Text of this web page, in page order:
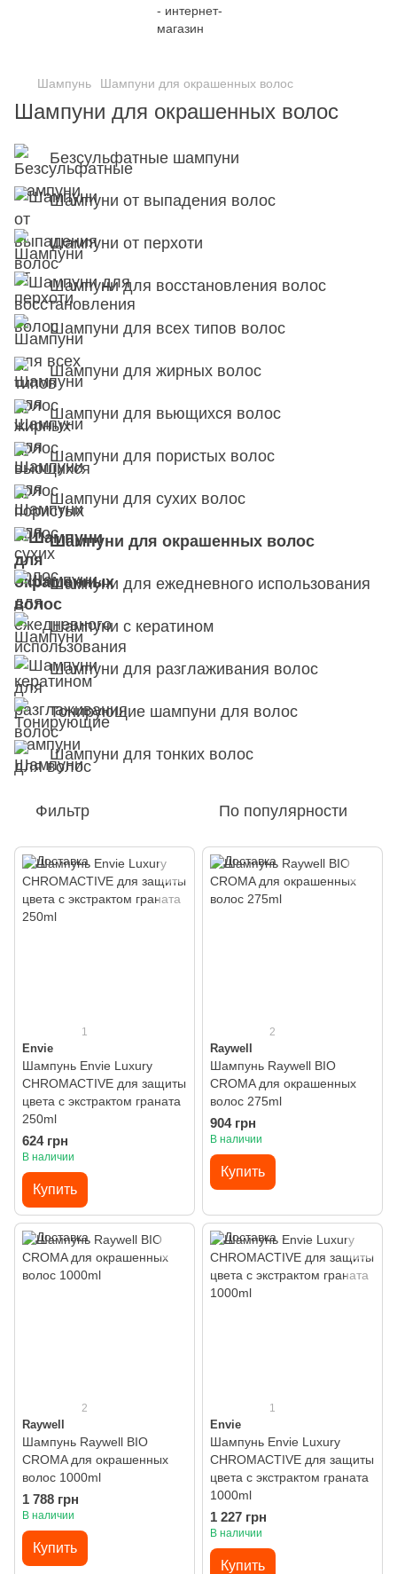
Шампунь Шампуни для окрашенных волос
Шампуни для окрашенных волос
Безсульфатные шампуни
Шампуни от выпадения волос
Шампуни от перхоти
Шампуни для восстановления волос
Шампуни для всех типов волос
Шампуни для жирных волос
Шампуни для вьющихся волос
Шампуни для пористых волос
Шампуни для сухих волос
Шампуни для окрашенных волос
Шампуни для ежедневного использования
Шампуни с кератином
Шампуни для разглаживания волос
Тонирующие шампуни для волос
Шампуни для тонких волос
Фильтр По популярности
1
Envie
Шампунь Envie Luxury
CHROMACTIVE для защиты
цвета с экстрактом граната
250ml
624 грн
В наличии
Купить
2
Raywell
Шампунь Raywell BIO
CROMA для окрашенных
волос 275ml
904 грн
В наличии
Купить
2
Raywell
Шампунь Raywell BIO
CROMA для окрашенных
волос 1000ml
1 788 грн
В наличии
Купить
1
Envie
Шампунь Envie Luxury
CHROMACTIVE для защиты
цвета с экстрактом граната
1000ml
1 227 грн
В наличии
Купить